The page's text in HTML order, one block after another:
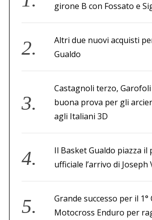
girone B con Fossato e
Altri due nuovi acquisti
Gualdo
Castagnoli terzo,
buona prova per gli
agli Italiani 3D
Il Basket Gualdo piazza il
ufficiale l’arrivo di Joseph
Grande successo per il 1°
Motocross Enduro per